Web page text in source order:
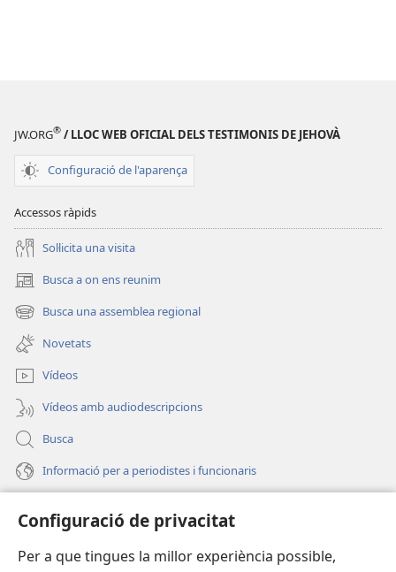
Configuració de privacitat
Per a que tingues la millor experiència possible,
JW.ORG® / LLOC WEB OFICIAL DELS TESTIMONIS DE JEHOVÀ
Configuració de l'aparença
Accessos ràpids
Soŀlicita una visita
Busca a on ens reunim
(obri
en
una
finestra
nova)
Busca una assemblea regional
(obri
en
una
finestra
nova)
Novetats
Vídeos
Vídeos amb audiodescripcions
Busca
Informació per a periodistes i funcionaris
(obri